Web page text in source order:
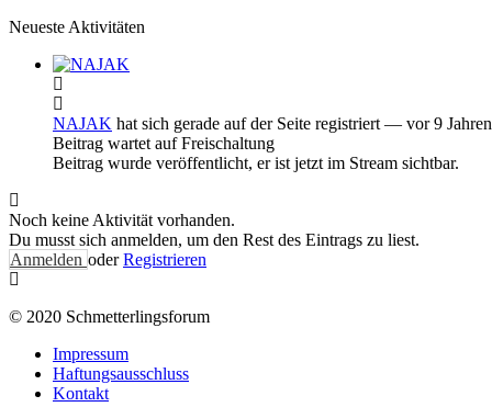
Neueste Aktivitäten
NAJAK hat sich gerade auf der Seite registriert — vor 9 Jahren
Beitrag wartet auf Freischaltung
Beitrag wurde veröffentlicht, er ist jetzt im Stream sichtbar.
Noch keine Aktivität vorhanden.
Du musst sich anmelden, um den Rest des Eintrags zu liest.
Anmelden oderRegistrieren
© 2020 Schmetterlingsforum
Impressum
Haftungsausschluss
Kontakt